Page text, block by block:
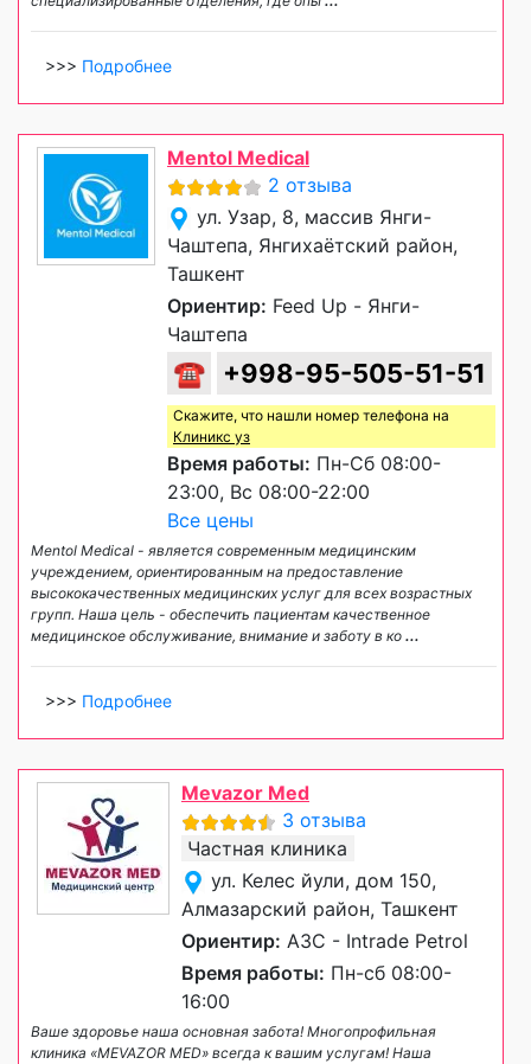
>>> Подробнее
Mentol Medical
2 отзыва
ул. Узар, 8, массив Янги-
Чаштепа, Янгихаётский район,
Ташкент
Ориентир: Feed Up - Янги-
Чаштепа
☎ +998-95-505-51-51
Скажите, что нашли номер телефона на
Клиникс уз
Время работы: Пн-Сб 08:00-
23:00, Вс 08:00-22:00
Все цены
Mentol Medical - является современным медицинским
учреждением, ориентированным на предоставление
высококачественных медицинских услуг для всех возрастных
групп. Наша цель - обеспечить пациентам качественное
медицинское обслуживание, внимание и заботу в ко ...
>>> Подробнее
Mevazor Med
3 отзыва
Частная клиника
ул. Келес йули, дом 150,
Алмазарский район, Ташкент
Ориентир: АЗС - Intrade Petrol
Время работы: Пн-сб 08:00-
16:00
Ваше здоровье наша основная забота! Многопрофильная
клиника «MEVAZOR MED» всегда к вашим услугам! Наша